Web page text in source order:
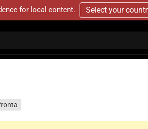
for local content. Select your